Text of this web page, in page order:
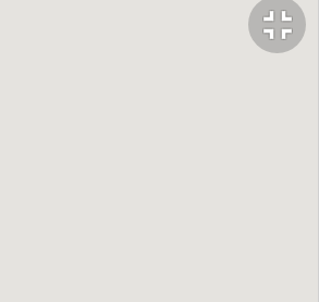
fullscreen_exit